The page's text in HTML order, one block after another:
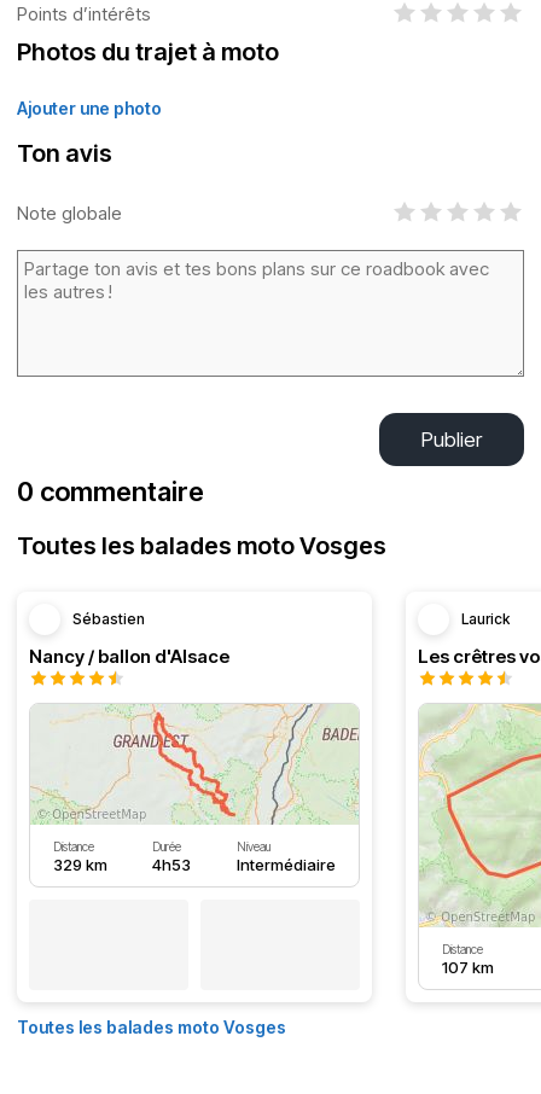
Points d’intérêts
Photos du trajet à moto
Ajouter une photo
Ton avis
Note globale
Publier
0 commentaire
Toutes les balades moto Vosges
Sébastien
Nancy / ballon d'Alsace
Distance
329 km
Durée
4h53
Niveau
Intermédiaire
Laurick
Distance
107 km
Toutes les balades moto Vosges